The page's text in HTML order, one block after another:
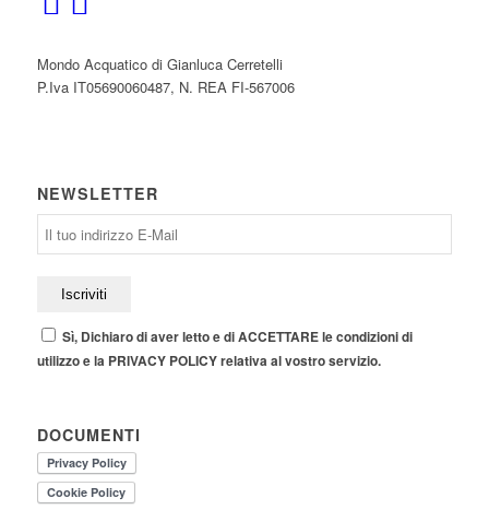
Mondo Acquatico di Gianluca Cerretelli
P.Iva IT05690060487, N. REA FI-567006
NEWSLETTER
Sì, Dichiaro di aver letto e di ACCETTARE le condizioni di
utilizzo e la PRIVACY POLICY relativa al vostro servizio.
DOCUMENTI